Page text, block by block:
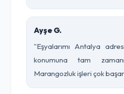
Ayşe G.
"Eşyalarımı Antalya
konumuna tam
Marangozluk işleri çok